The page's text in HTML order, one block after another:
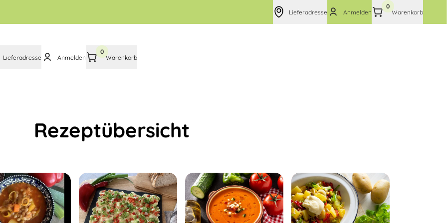
Lieferadresse Anmelden
0
Warenkorb
Lieferadresse Anmelden
0
Warenkorb
Rezeptübersicht